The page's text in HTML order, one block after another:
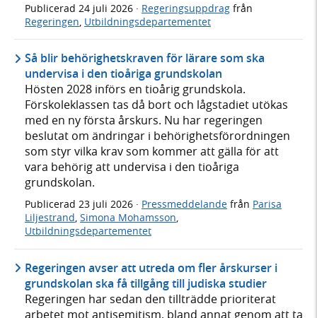
Publicerad 24 juli 2026 · Regeringsuppdrag från
Regeringen Utbildningsdepartementet
Så blir behörighetskraven för lärare som ska
undervisa i den tioåriga grundskolan
Hösten 2028 införs en tioårig grundskola.
Förskoleklassen tas då bort och lågstadiet utökas
med en ny första årskurs. Nu har regeringen
beslutat om ändringar i behörighetsförordningen
som styr vilka krav som kommer att gälla för att
vara behörig att undervisa i den tioåriga
grundskolan.
Publicerad 23 juli 2026 · Pressmeddelande från Parisa
Liljestrand, Simona Mohamsson,
Utbildningsdepartementet
Regeringen avser att utreda om fler årskurser i
grundskolan ska få tillgång till judiska studier
Regeringen har sedan den tillträdde prioriterat
arbetet mot antisemitism, bland annat genom att ta